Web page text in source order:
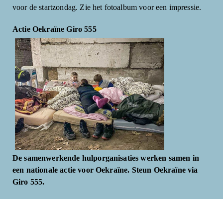
voor de startzondag. Zie het fotoalbum voor een impressie.
Actie Oekraïne Giro 555
De samenwerkende hulporganisaties werken samen in
een nationale actie voor Oekraïne. Steun Oekraïne via
Giro 555.